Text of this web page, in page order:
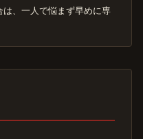
、一人で悩まず早めに専